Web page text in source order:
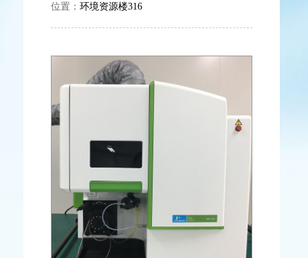
位置： 环境资源楼316